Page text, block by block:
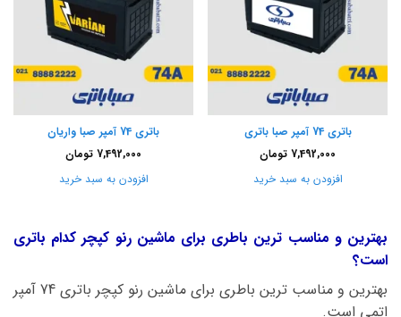
باتری 74 آمپر صبا باتری
7,492,000 تومان
افزودن به سبد خرید
باتری 74 آمپر صبا واریان
7,492,000 تومان
افزودن به سبد خرید
بهترین و مناسب ترین باطری برای ماشین رنو کپچر کدام باتری
است؟
بهترین و مناسب ترین باطری برای ماشین رنو کپچر باتری 74 آمپر
اتمی است.